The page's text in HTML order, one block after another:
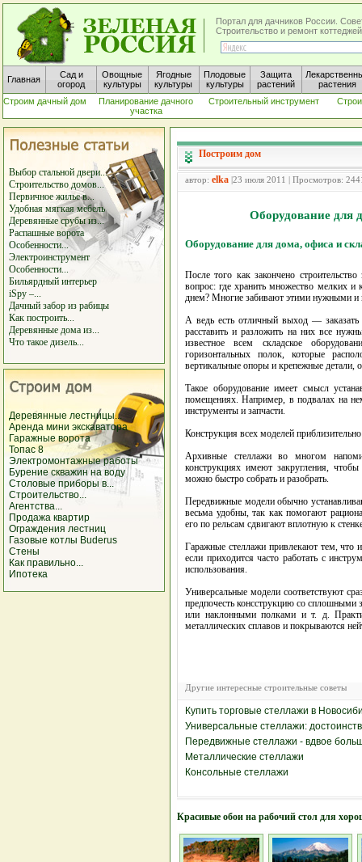
Портал для дачников России.
Строительство и ремонт
Главная
Сад и
огород
Овощные
культуры
Ягодные
культуры
Плодовые
культуры
Защита
растений
растения
Строим дачный дом
Планирование дачного
участка
Строительный инструмент
Выбор стальной двери...
Строительство домов...
Первичное жилье в...
Удобная мягкая мебель
Деревянные срубы из...
Распашные ворота
Особенности...
Электроинструмент
Особенности...
Бильярдный интерьер
iSpy –...
Дачный забор из рабицы
Как построить...
Деревянные дома из...
Что такое дизель...
Деревянные лестницы...
Аренда мини экскаватора
Гаражные ворота
Топас 8
Электромонтажные работы
Бурение скважин на воду
Столовые приборы в...
Строительство...
Агентства...
Продажа квартир
Ограждения лестниц
Газовые котлы Buderus
Стены
Как правильно...
Ипотека
Построим дом
автор: elka |23 июля 2011 | Просмотров:
Оборудование для
Оборудование для дома, офиса и
После того как закончено
вопрос: где хранить множество мелких
днем? Многие забивают этими нужными и
А ведь есть отличный выход — заказать
расставить и разложить на них все
известное всем складское
горизонтальных полок, которые
вертикальные опоры и крепежные детали,
Такое оборудование имеет смысл
помещениях. Например, в подвалах на
инструменты и запчасти.
Конструкция всех моделей
Архивные стеллажи во многом
конструкциях имеют закругления,
можно быстро собрать и разобрать.
Передвижные модели обычно
весьма удобны, так как помогают
его по рельсам сдвигают вплотную к
Гаражные стеллажи привлекают тем, что
если приходится часто работать с
использования.
Универсальные модели соответствуют
предпочесть консструкцию со сплошными
или наклонными полками и т. д.
металлических сплавов и покрываются
Другие интересные строительные советы
Купить торговые стеллажи в
Универсальные стеллажи:
Передвижные стеллажи - вдвое
Металлические стеллажи
Консольные стеллажи
Красивые обои на рабочий стол для